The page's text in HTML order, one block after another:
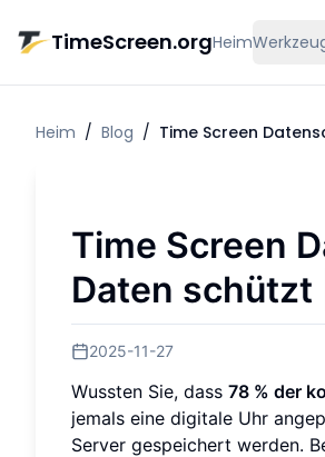
TimeScreen.orgHeim
Heim / Blog / Time Screen
Time Screen
Daten schützt
2025-11-27
Wussten Sie, dass 78 % der
jemals eine digitale Uhr
Server gespeichert werden.